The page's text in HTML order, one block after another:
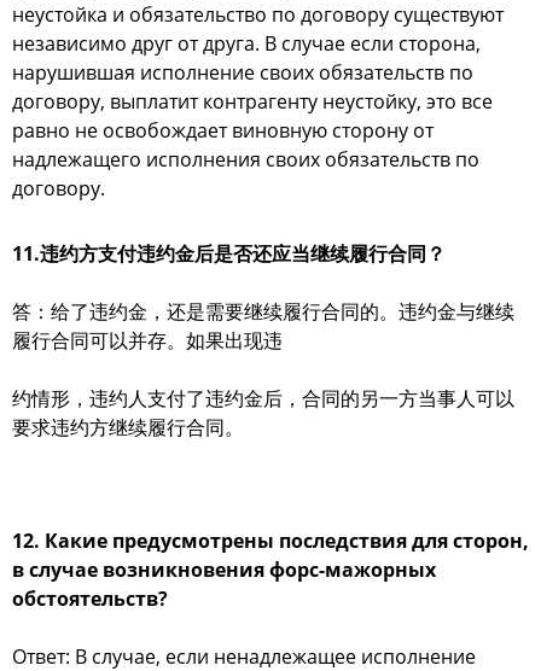
неустойка и обязательство по договору существуют
независимо друг от друга. В случае если сторона,
нарушившая исполнение своих обязательств по
договору, выплатит контрагенту неустойку, это все
равно не освобождает виновную сторону от
надлежащего исполнения своих обязательств по
договору.
11.违约方支付违约金后是否还应当继续履行合同？
答：给了违约金，还是需要继续履行合同的。违约金与继续
履行合同可以并存。如果出现违
约情形，违约人支付了违约金后，合同的另一方当事人可以
要求违约方继续履行合同。
12. Какие предусмотрены последствия для сторон,
в случае возникновения форс-мажорных
обстоятельств?
Ответ: В случае, если ненадлежащее исполнение